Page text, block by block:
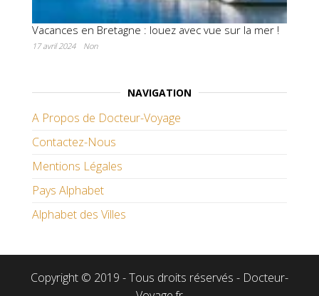
Vacances en Bretagne : louez avec vue sur la mer !
17 avril 2024 Non
NAVIGATION
A Propos de Docteur-Voyage
Contactez-Nous
Mentions Légales
Pays Alphabet
Alphabet des Villes
Copyright © 2019 - Tous droits réservés - Docteur-